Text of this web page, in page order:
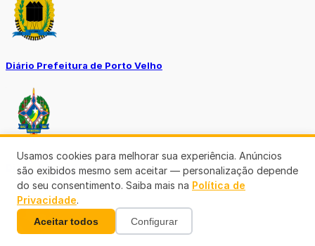
Diário Prefeitura de Porto Velho
Diário Oficial de RO
Usamos cookies para melhorar sua experiência. Anúncios
são exibidos mesmo sem aceitar — personalização depende
do seu consentimento. Saiba mais na Política de
Privacidade.
Aceitar todos Configurar